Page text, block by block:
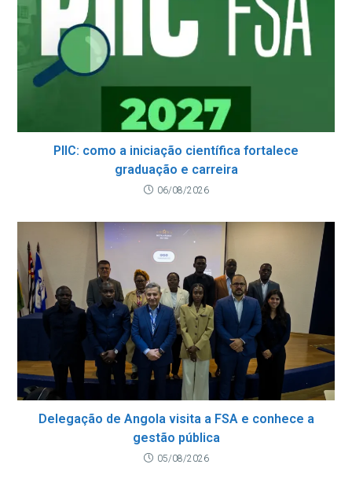
PIIC: como a iniciação científica fortalece
graduação e carreira
06/08/2026
Delegação de Angola visita a FSA e conhece a
gestão pública
05/08/2026